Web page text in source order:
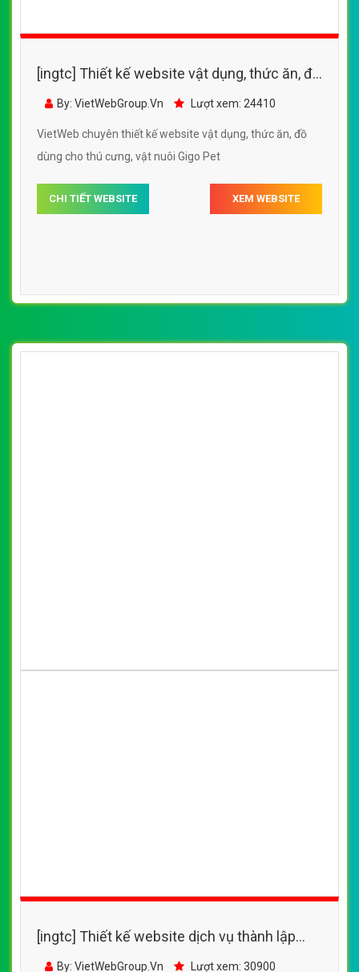
[ingtc] Thiết kế website vật dụng, thức ăn, đồ
dùng cho thú cưng, vật nuôi Gigo Pet
By: VietWebGroup.Vn Lượt xem: 24410
VietWeb chuyên thiết kế website vật dụng, thức ăn, đồ
dùng cho thú cưng, vật nuôi Gigo Pet
CHI TIẾT WEBSITE XEM WEBSITE
[ingtc] Thiết kế website dịch vụ thành lập
doanh nghiệp, dịch vụ kế toán, thành lập
By: VietWebGroup.Vn Lượt xem: 30900